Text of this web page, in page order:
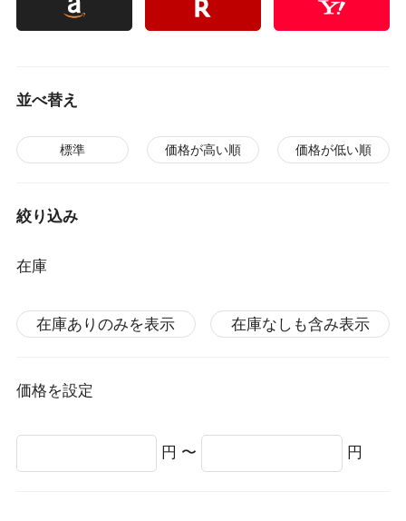
並べ替え
標準 価格が高い順 価格が低い順
絞り込み
在庫
在庫ありのみを表示 在庫なしも含み表示
価格を設定
円 〜 円